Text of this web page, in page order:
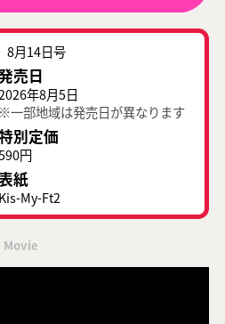
8月14日号
売日
年8月5日
※一部地域は発売日が異なります
別定価
円
紙
Kis-My-Ft2
Movie